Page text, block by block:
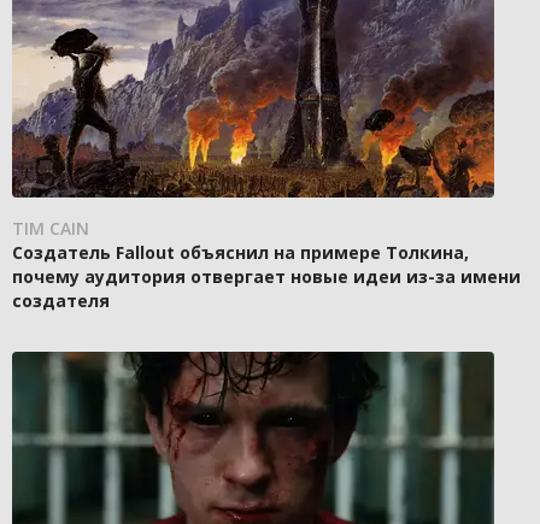
TIM CAIN
Создатель Fallout объяснил на примере Толкина,
почему аудитория отвергает новые идеи из-за имени
создателя